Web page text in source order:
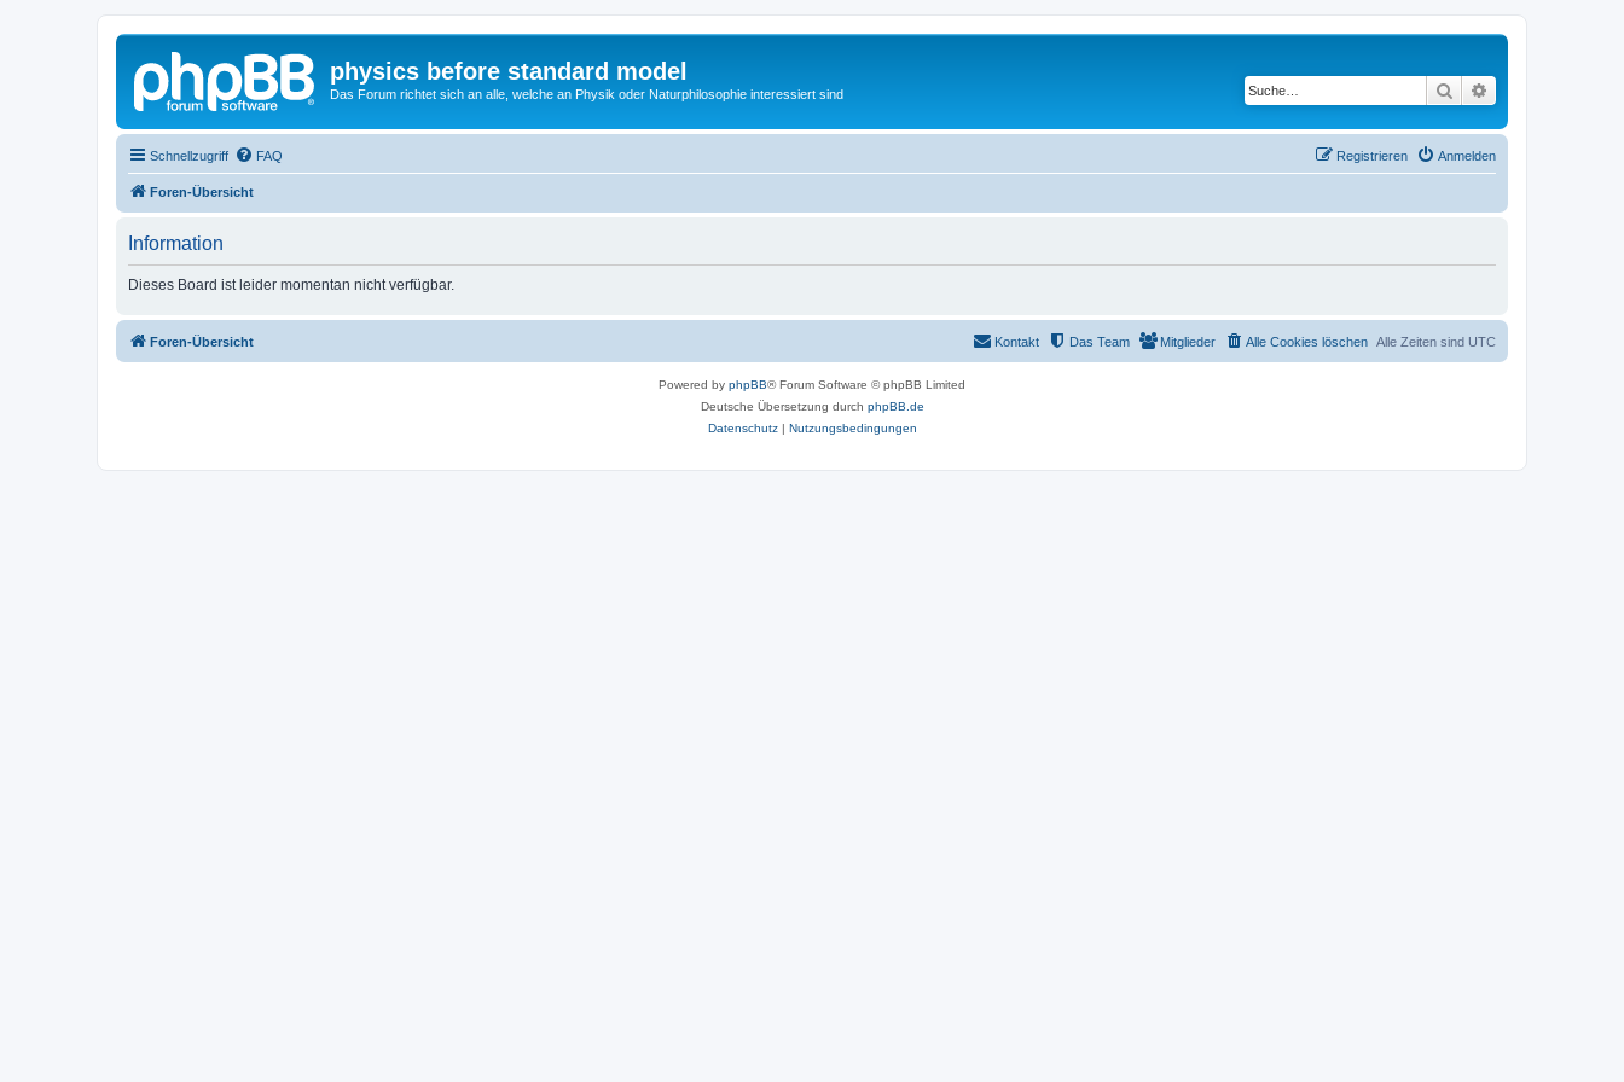
physics before standard model
Das Forum richtet sich an alle, welche an Physik oder Naturphilosophie interessiert sind Suche
Schnellzugriff FAQ Anmelden
Registrieren
Foren-Übersicht
Information
Dieses Board ist leider momentan nicht verfügbar.
Foren-Übersicht Alle Zeiten sind UTC
Alle Cookies löschen
Mitglieder
Das Team
Kontakt
Powered by phpBB® Forum Software © phpBB Limited
Deutsche Übersetzung durch phpBB.de
Datenschutz| Nutzungsbedingungen